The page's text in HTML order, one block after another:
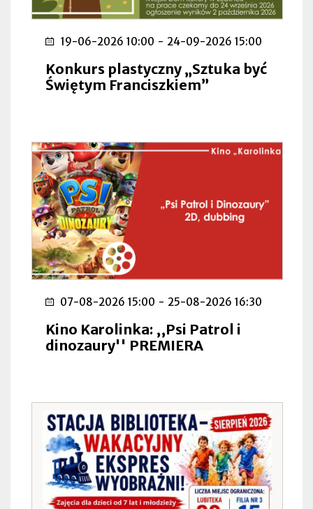
19-06-2026 10:00 - 24-09-2026 15:00
Konkurs plastyczny „Sztuka być
Świętym Franciszkiem”
07-08-2026 15:00 - 25-08-2026 16:30
Kino Karolinka: ,,Psi Patrol i
dinozaury'' PREMIERA